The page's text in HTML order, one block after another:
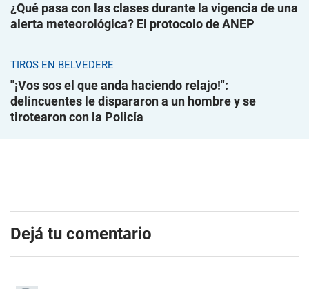
¿Qué pasa con las clases durante la vigencia de una
alerta meteorológica? El protocolo de ANEP
TIROS EN BELVEDERE
"¡Vos sos el que anda haciendo relajo!":
delincuentes le dispararon a un hombre y se
tirotearon con la Policía
Dejá tu comentario